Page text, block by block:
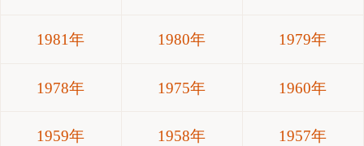
1981年 1980年 1979年
1978年 1975年 1960年
1959年 1958年 1957年